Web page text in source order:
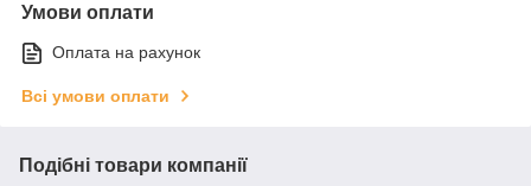
Умови оплати
Оплата на рахунок
Всі умови оплати
Подібні товари компанії